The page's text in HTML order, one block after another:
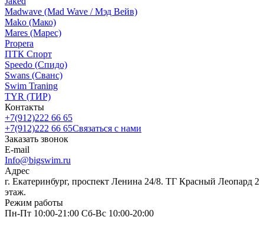
Madwave (Mad Wave / Мэд Вейв)
Mako (Мако)
Mares (Марес)
Propera
ПТК Спорт
Speedo (Спидо)
Swans (Сванс)
Swim Traning
TYR (ТИР)
Контакты
+7(912)222 66 65
+7(912)222 66 65Связаться с нами
Заказать звонок
E-mail
Info@bigswim.ru
Адрес
г. Екатеринбург, проспект Ленина 24/8. ТГ Красный Леопард 2
этаж.
Режим работы
Пн-Пт 10:00-21:00 Сб-Вс 10:00-20:00